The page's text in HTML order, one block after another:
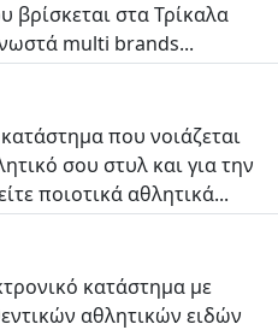
βρίσκεται στα Τρίκαλα
multi brands...
που νοιάζεται
σου στυλ και για την
ποιοτικά αθλητικά...
κατάστημα με
αθλητικών ειδών